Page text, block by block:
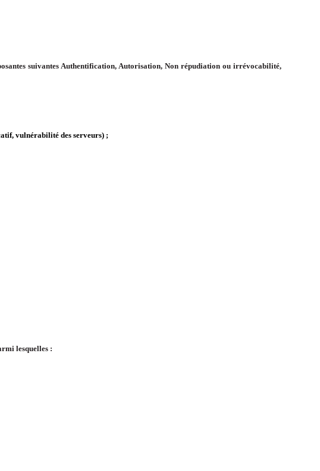
suivantes Authentification, Autorisation, Non répudiation ou irrévocabilité,
vulnérabilité des serveurs) ;
lesquelles :